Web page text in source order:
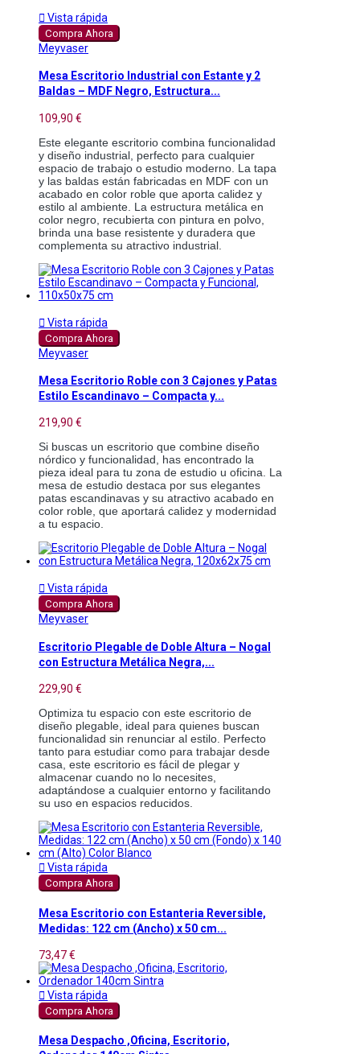
 Vista rápida
Compra Ahora
Meyvaser
Mesa Escritorio Industrial con Estante y 2
Baldas – MDF Negro, Estructura...
109,90 €
Este elegante escritorio combina funcionalidad
y diseño industrial, perfecto para cualquier
espacio de trabajo o estudio moderno. La tapa
y las baldas están fabricadas en MDF con un
acabado en color roble que aporta calidez y
estilo al ambiente. La estructura metálica en
color negro, recubierta con pintura en polvo,
brinda una base resistente y duradera que
complementa su atractivo industrial.
 Vista rápida
Compra Ahora
Meyvaser
Mesa Escritorio Roble con 3 Cajones y Patas
Estilo Escandinavo – Compacta y...
219,90 €
Si buscas un escritorio que combine diseño
nórdico y funcionalidad, has encontrado la
pieza ideal para tu zona de estudio u oficina. La
mesa de estudio destaca por sus elegantes
patas escandinavas y su atractivo acabado en
color roble, que aportará calidez y modernidad
a tu espacio.
 Vista rápida
Compra Ahora
Meyvaser
Escritorio Plegable de Doble Altura – Nogal
con Estructura Metálica Negra,...
229,90 €
Optimiza tu espacio con este escritorio de
diseño plegable, ideal para quienes buscan
funcionalidad sin renunciar al estilo. Perfecto
tanto para estudiar como para trabajar desde
casa, este escritorio es fácil de plegar y
almacenar cuando no lo necesites,
adaptándose a cualquier entorno y facilitando
su uso en espacios reducidos.
 Vista rápida
Compra Ahora
Mesa Escritorio con Estanteria Reversible,
Medidas: 122 cm (Ancho) x 50 cm...
73,47 €
 Vista rápida
Compra Ahora
Mesa Despacho ,Oficina, Escritorio,